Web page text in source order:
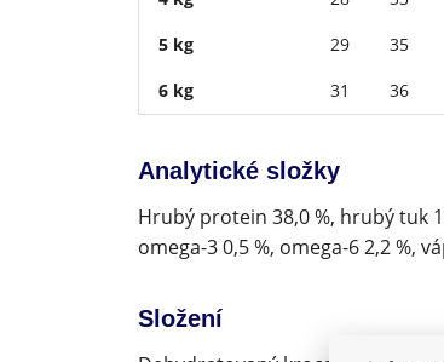
5 kg
29 35
6 kg
31 36
Analytické složky
Hrubý protein 38,0 %, hrubý tuk
omega-3 0,5 %, omega-6 2,2 %,
Složení